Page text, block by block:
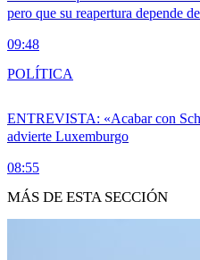
pero que su reapertura depende
09:48
ENTREVISTA: «Acabar con
advierte Luxemburgo
08:55
POLÍTICA
MÁS DE ESTA SECCIÓN